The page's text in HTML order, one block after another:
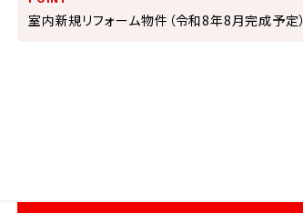
室内新規リフォーム物件（令和8年8月完成予定）